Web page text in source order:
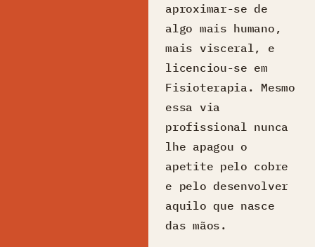
aproximar-se de
algo mais humano,
mais visceral, e
licenciou-se em
Fisioterapia. Mesmo
essa via
profissional nunca
lhe apagou o
apetite pelo cobre
e pelo desenvolver
aquilo que nasce
das mãos.